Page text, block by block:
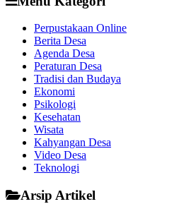
Perpustakaan Online
Berita Desa
Agenda Desa
Peraturan Desa
Tradisi dan Budaya
Ekonomi
Psikologi
Kesehatan
Wisata
Kahyangan Desa
Video Desa
Teknologi
Arsip Artikel